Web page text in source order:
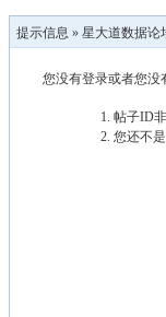
提示信息 » 星大道数据论
您没有登录或者您没
帖子ID
您还不